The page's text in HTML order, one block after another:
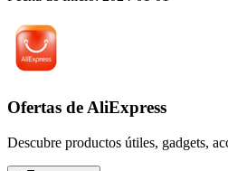
Ofertas de AliExpress
Descubre productos útiles, gadgets,